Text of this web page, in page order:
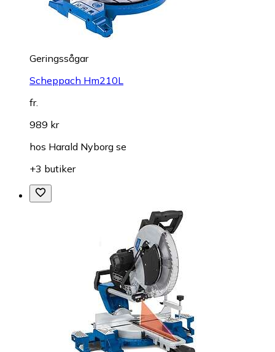
Geringssågar
Scheppach Hm210L
fr.
989 kr
hos Harald Nyborg se
+3 butiker